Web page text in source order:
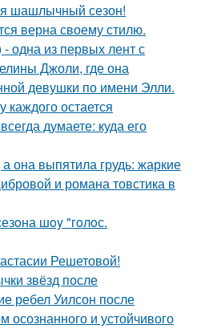
шашлычный сезон!
верна своему стилю.
одна из первых лент с
Джоли, где она
девушки по имени Элли.
остается
думаете: куда его
она выпятила грудь: жаркие
и романа товстика в
шoy "гoлoс.
Решетовой!
звёзд после
ребел Уилсон после
осознанного и устойчивого